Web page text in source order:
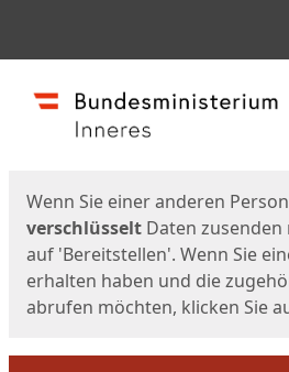
Start
Wenn Sie einer anderen Person
verschlüsselt Daten
auf 'Bereitstellen'. Wenn Sie
erhalten haben und die
abrufen möchten, klicken Sie